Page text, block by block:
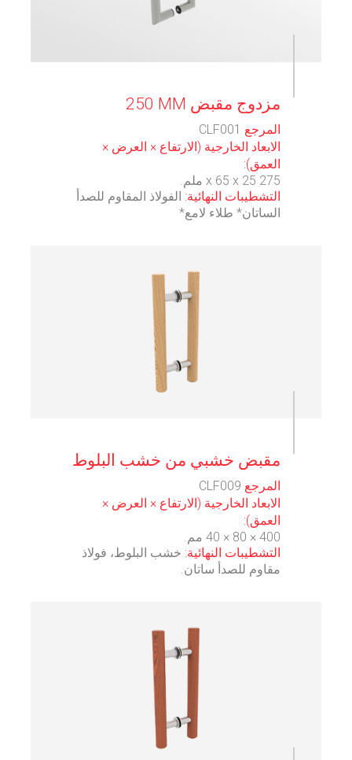
‫مزدوج‬ ‫مقبض‬ ‫‪250‬‬ ‫‪MM‬‬
المرجع
الابعاد الخارجية (الارتفاع × العرض ×
العمق):
275 x 65 x 25 ملم.
التشطيبات النهائية: الفولاذ المقاوم للصدأ
الساتان* طلاء لامع*
مقبض خشبي من خشب البلوط
المرجع
الابعاد الخارجية (الارتفاع × العرض ×
العمق):
400 × 80 × 40 مم.
التشطيبات النهائية: خشب البلوط، فولاذ
مقاوم للصدأ ساتان.